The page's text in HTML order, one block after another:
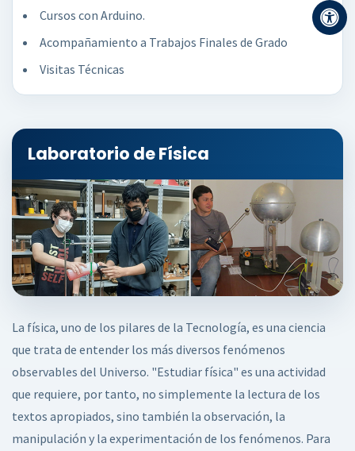
Cursos con Arduino.
Acompañamiento a Trabajos Finales de Grado
Visitas Técnicas
Laboratorio de Física
La física, uno de los pilares de la Tecnología, es una ciencia
que trata de entender los más diversos fenómenos
observables del Universo. "Estudiar física" es una actividad
que requiere, por tanto, no simplemente la lectura de los
textos apropiados, sino también la observación, la
manipulación y la experimentación de los fenómenos. Para